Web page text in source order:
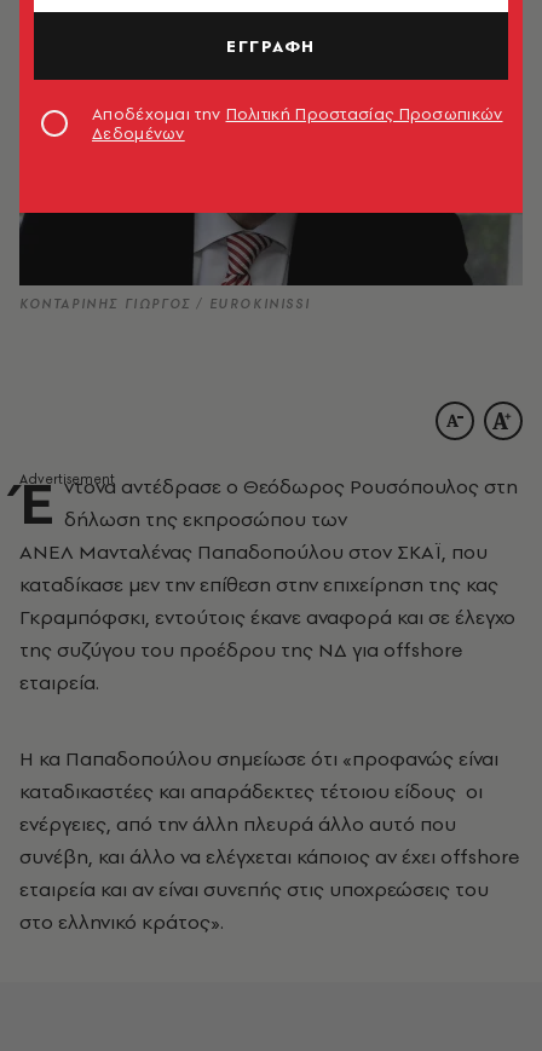
ΚΟΝΤΑΡΙΝΗΣ ΓΙΩΡΓΟΣ / EUROKINISSI
Έ ντονα αντέδρασε ο Θεόδωρος Ρουσόπουλος στη
δήλωση της εκπροσώπου των
ΑΝΕΛ Μανταλένας Παπαδοπούλου στον ΣΚΑΪ, που
καταδίκασε μεν την επίθεση στην επιχείρηση της κας
Γκραμπόφσκι, εντούτοις έκανε αναφορά και σε έλεγχο
της συζύγου του προέδρου της ΝΔ για offshore
εταιρεία.
Η κα Παπαδοπούλου σημείωσε ότι «προφανώς είναι
καταδικαστέες και απαράδεκτες τέτοιου είδους οι
ενέργειες, από την άλλη πλευρά άλλο αυτό που
συνέβη, και άλλο να ελέγχεται κάποιος αν έχει offshore
εταιρεία και αν είναι συνεπής στις υποχρεώσεις του
στο ελληνικό κράτος».
ΕΓΓΡΑΦΗ
Αποδέχομαι την Πολιτική Προστασίας Προσωπικών
Δεδομένων